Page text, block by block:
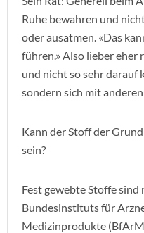
Ruhe bewahren und
oder ausatmen. «Das
führen.» Also lieber eher
und nicht so sehr darauf
sondern sich mit
Kann der Stoff der
sein?
Fest gewebte Stoffe sind
Bundesinstituts für
Medizinprodukte